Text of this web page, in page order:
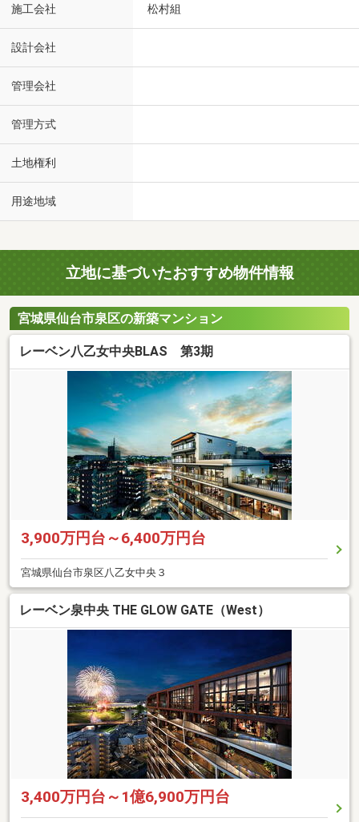
施工会社 松村組
設計会社
管理会社
管理方式
土地権利
用途地域
立地に基づいたおすすめ物件情報
宮城県仙台市泉区の新築マンション
レーベン八乙女中央BLAS 第3期
3,900万円台～6,400万円台
宮城県仙台市泉区八乙女中央３
レーベン泉中央 THE GLOW GATE（West）
3,400万円台～1億6,900万円台